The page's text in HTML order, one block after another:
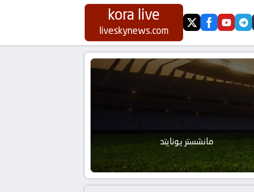
kora live
liveskynews.com twitterfacebookyoutube
مانشستر يونايتد